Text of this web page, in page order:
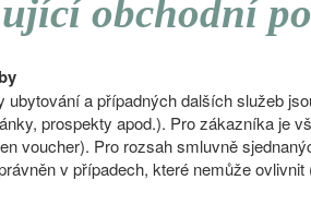
obchodní
ubytování a případných dalších služeb
prospekty apod.). Pro zákazníka je
voucher). Pro rozsah smluvně
v případech, které nemůže